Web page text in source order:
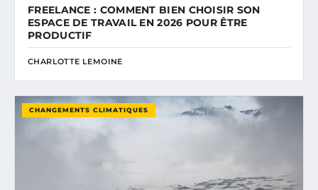
FREELANCE : COMMENT BIEN CHOISIR SON
ESPACE DE TRAVAIL EN 2026 POUR ÊTRE
PRODUCTIF
CHARLOTTE LEMOINE
CHANGEMENTS CLIMATIQUES